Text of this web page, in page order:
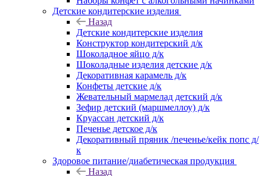
Детские кондитерские изделия
Назад
Детские кондитерские изделия
Конструктор кондитерский д/к
Шоколадное яйцо д/к
Шоколадные изделия детские д/к
Декоративная карамель д/к
Конфеты детские д/к
Жевательный мармелад детский д/к
Зефир детский (маршмеллоу) д/к
Круассан детский д/к
Печенье детское д/к
Декоративный пряник /печенье/кейк попс д/
к
Здоровое питание/диабетическая продукция
Назад